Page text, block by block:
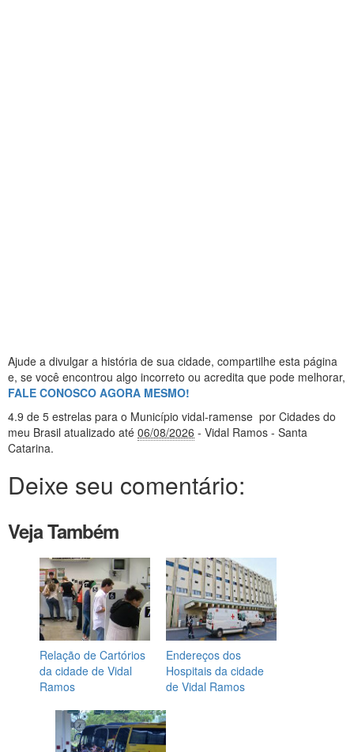
Ajude a divulgar a história de sua cidade, compartilhe esta página
e, se você encontrou algo incorreto ou acredita que pode melhorar,
FALE CONOSCO AGORA MESMO!
4.9 de 5 estrelas para o Município vidal-ramense por Cidades do
meu Brasil atualizado até 06/08/2026 - Vidal Ramos - Santa
Catarina.
Deixe seu comentário:
Veja Também
Relação de Cartórios
da cidade de Vidal
Ramos
Endereços dos
Hospitais da cidade
de Vidal Ramos